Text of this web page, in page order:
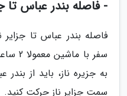
- فاصله بندر عباس تا
سفر
به جزیره ناز، باید از
سمت جزایر ناز حرکت کنید.